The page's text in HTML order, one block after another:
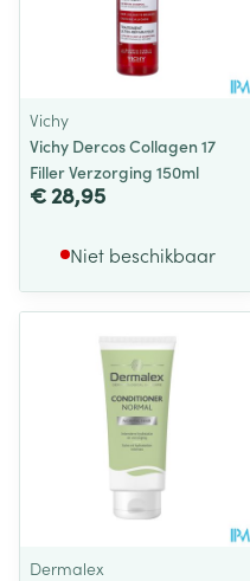
Vichy
Vichy Dercos Collagen 17
Filler Verzorging 150ml
€ 28,95
Niet beschikbaar
Dermalex